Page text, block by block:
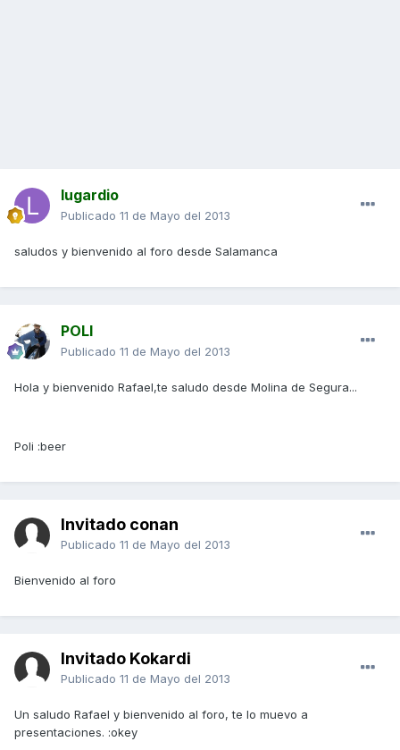
lugardio
Publicado 11 de Mayo del 2013
saludos y bienvenido al foro desde Salamanca
POLI
Publicado 11 de Mayo del 2013
Hola y bienvenido Rafael,te saludo desde Molina de Segura...
Poli :beer
Invitado conan
Publicado 11 de Mayo del 2013
Bienvenido al foro
Invitado Kokardi
Publicado 11 de Mayo del 2013
Un saludo Rafael y bienvenido al foro, te lo muevo a
presentaciones. :okey